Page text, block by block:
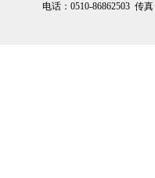
电话：0510-86862503 传